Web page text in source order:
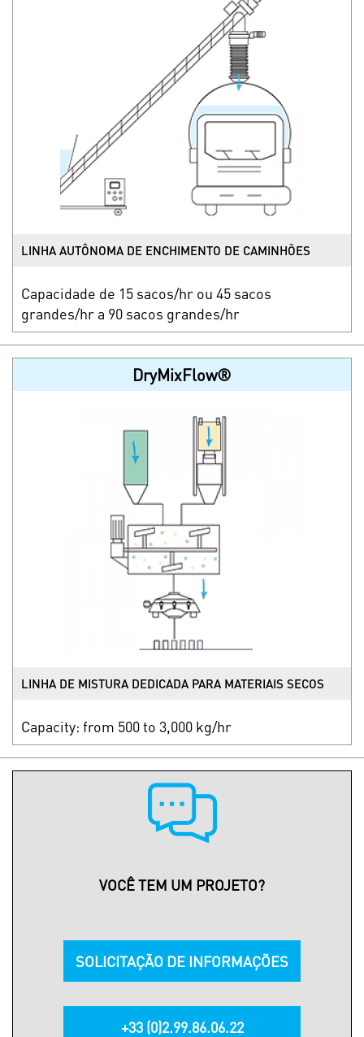
LINHA AUTÔNOMA DE ENCHIMENTO DE CAMINHÕES
Capacidade de 15 sacos/hr ou 45 sacos
grandes/hr a 90 sacos grandes/hr
DryMixFlow®
LINHA DE MISTURA DEDICADA PARA MATERIAIS SECOS
Capacity: from 500 to 3,000 kg/hr
VOCÊ TEM UM PROJETO?
SOLICITAÇÃO DE INFORMAÇÕES
+33 (0)2.99.86.06.22